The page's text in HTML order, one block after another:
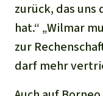
zurück, das
hat.“ „Wilmar
zur
darf mehr